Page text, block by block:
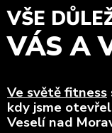
VŠE
VÁS A
Ve světě fitness
kdy jsme
Veselí nad